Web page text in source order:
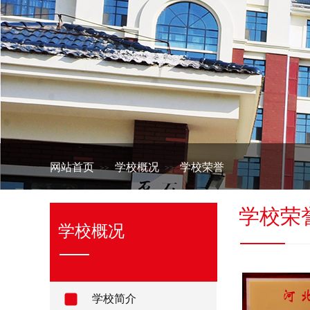
网站首页 >> 学校概况 >> 学校荣誉
学校荣
学校概况
学校简介